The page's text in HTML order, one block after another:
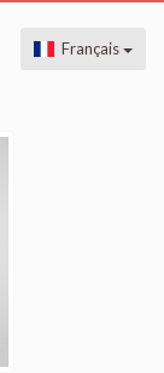
Français